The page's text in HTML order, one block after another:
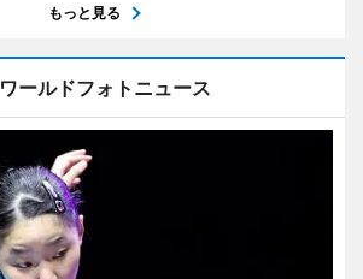
もっと見る
ワールドフォトニュース